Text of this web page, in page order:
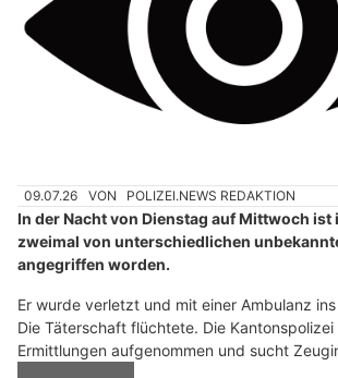
09.07.26 VON POLIZEI.NEWS REDAKTION
In der Nacht von Dienstag auf Mittwoch ist
zweimal von unterschiedlichen
angegriffen worden.
Er wurde verletzt und mit einer Ambulanz
Die Täterschaft flüchtete. Die Kantonspolizei
Ermittlungen aufgenommen und sucht